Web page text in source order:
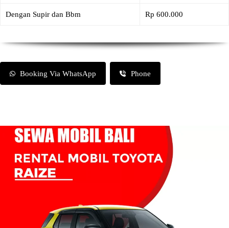
Dengan Supir dan Bbm Rp 600.000
Booking Via WhatsApp Phone